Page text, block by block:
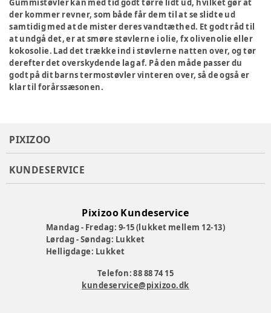
Gummistøvler kan med tid godt tørre lidt ud, hvilket gør at
der kommer revner, som både får dem til at se slidte ud
samtidig med at de mister deres vandtæthed. Et godt råd til
at undgå det, er at smøre støvlerne i olie, fx olivenolie eller
kokosolie. Lad det trække ind i støvlerne natten over, og tør
derefter det overskydende lag af. På den måde passer du
godt på dit barns termostøvler vinteren over, så de også er
klar til forårssæsonen.
PIXIZOO
KUNDESERVICE
Pixizoo Kundeservice
Mandag - Fredag: 9-15 (lukket mellem 12-13)
Lørdag - Søndag: Lukket
Helligdage: Lukket
Telefon: 88 88 74 15
kundeservice@pixizoo.dk